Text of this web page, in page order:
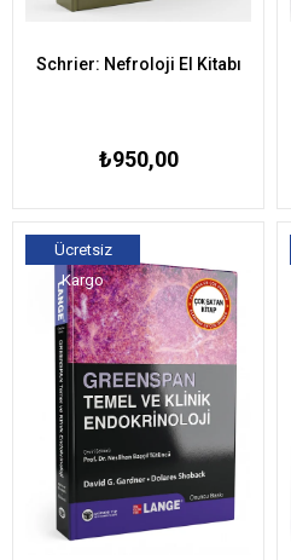
Schrier: Nefroloji El Kitabı
₺950,00
Ücretsiz
Kargo